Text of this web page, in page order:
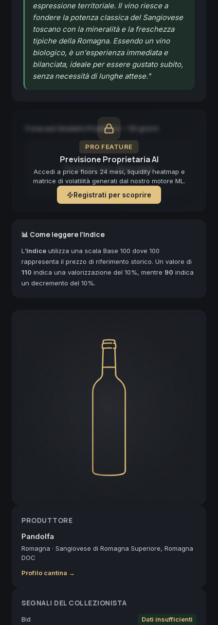
espressione territoriale. Il vino riesce a
fondere la potenza classica del Sangiovese
toscano con la mineralità e la freschezza
tipiche della Romagna. Essendo un vino
biologico, è un'esperienza immediata e
bilanciata, ideale per essere gustato subito,
senza necessità di lunghe attese."
PRO FEATURE
Previsione Proprietaria AI
Accedi a price floors 24 mesi, liquidity heatmap e
matrice di volatilità generati dal nostro motore ML.
Registrati per scoprire
Forecast Modello Predittivo — 90 giorni
Forecast non disponibile
📊 Come leggere l'Indice
L'Indice utilizza una scala Base 100 dove 100
rappresenta il prezzo di riferimento storico. Un valore di
110 indica una valorizzazione del 10%, mentre 90 indica
un decremento del 10%.
PRODUTTORE
Pandolfa
Romagna · Sangiovese di Romagna Superiore, Romagna
DOC
Profilo cantina →
SEGNALI DEL COLLEZIONISTA
Bid
Dati insufficienti